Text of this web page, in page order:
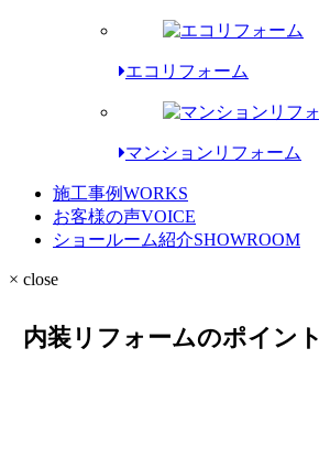
エコリフォーム
マンションリフォーム
施工事例WORKS
お客様の声VOICE
ショールーム紹介SHOWROOM
× close
内装リフォームのポイント